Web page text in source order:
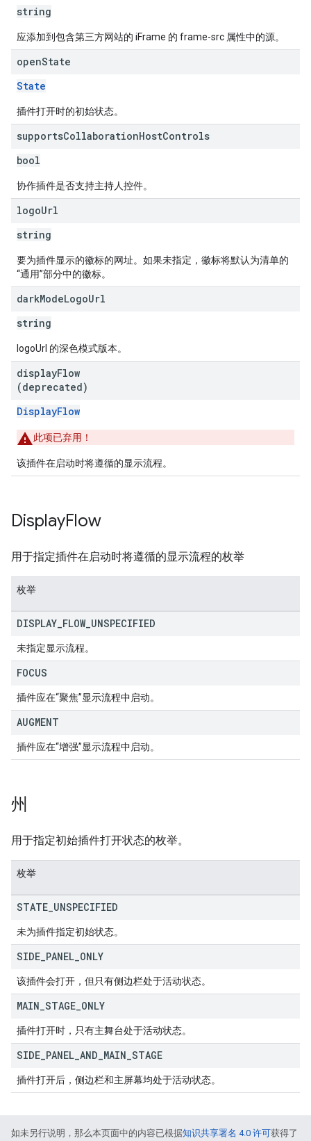
string
应添加到包含第三方网站的 iFrame 的 frame-src 属性中的源。
openState
State
插件打开时的初始状态。
supportsCollaborationHostControls
bool
协作插件是否支持主持人控件。
logoUrl
string
要为插件显示的徽标的网址。如果未指定，徽标将默认为清单的
“通用”部分中的徽标。
darkModeLogoUrl
string
logoUrl 的深色模式版本。
displayFlow
(deprecated)
DisplayFlow
此项已弃用！
该插件在启动时将遵循的显示流程。
DisplayFlow
用于指定插件在启动时将遵循的显示流程的枚举
枚举
DISPLAY FLOW_ UNSPECIFIED
未指定显示流程。
FOCUS
插件应在“聚焦”显示流程中启动。
AUGMENT
插件应在“增强”显示流程中启动。
州
用于指定初始插件打开状态的枚举。
枚举
STATE UNSPECIFIED
未为插件指定初始状态。
SIDE PANEL ONLY
该插件会打开，但只有侧边栏处于活动状态。
MAIN STAGE ONLY
插件打开时，只有主舞台处于活动状态。
SIDE PANEL AND MAIN STAGE
插件打开后，侧边栏和主屏幕均处于活动状态。
如未另行说明，那么本页面中的内容已根据知识共享署名 4.0 许可获得了